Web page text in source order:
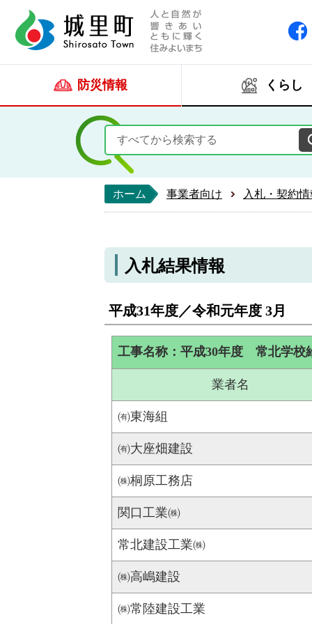
防災情報 くらし
ホーム 事業者向け 入札・契約
入札結果情報
平成31年度／令和元年度 3月
工事名称：平成30年度 常北学校
業者名
㈲東海組
㈲大座畑建設
㈱桐原工務店
関口工業㈱
常北建設工業㈱
㈱高嶋建設
㈱常陸建設工業